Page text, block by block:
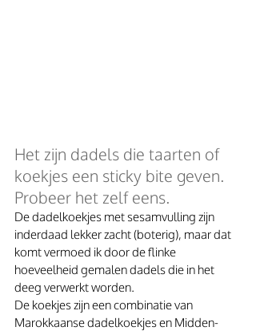
Het zijn dadels die taarten of
koekjes een sticky bite geven.
Probeer het zelf eens.
De dadelkoekjes met sesamvulling zijn
inderdaad lekker zacht (boterig), maar dat
komt vermoed ik door de flinke
hoeveelheid gemalen dadels die in het
deeg verwerkt worden.
De koekjes zijn een combinatie van
Marokkaanse dadelkoekjes en Midden-